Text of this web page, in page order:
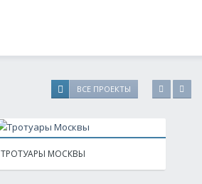
ВСЕ ПРОЕКТЫ
ТРОТУАРЫ МОСКВЫ